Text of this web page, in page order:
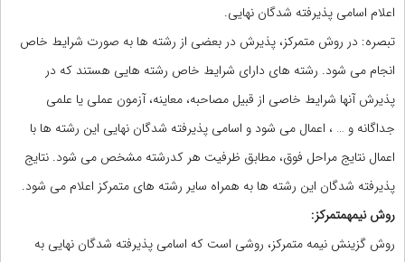
اعلام اسامی پذیرفته شدگان نهایی.
تبصره: در روش متمرکز، پذیرش در بعضی از رشته ها به صورت شرایط خاص
انجام می شود. رشته های دارای شرایط خاص رشته هایی هستند که در
پذیرش آنها شرایط خاصی از قبیل مصاحبه، معاینه، آزمون عملی یا علمی
جداگانه و … ، اعمال می شود و اسامی پذیرفته شدگان نهایی این رشته ها با
اعمال نتایج مراحل فوق، مطابق ظرفیت هر کدرشته مشخص می شود. نتایج
پذیرفته شدگان این رشته ها به همراه سایر رشته های متمرکز اعلام می شود.
روش نیمه‎متمرکز:
روش گزینش نیمه متمرکز، روشی است که اسامی پذیرفته شدگان نهایی به